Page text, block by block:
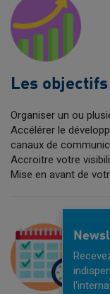
Les objectifs
Organiser un ou
Accélérer le
canaux de
Accroitre votre
Mise en avant de